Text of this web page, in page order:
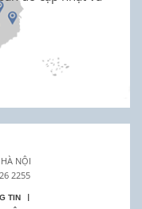
NỘI
2255
TIN